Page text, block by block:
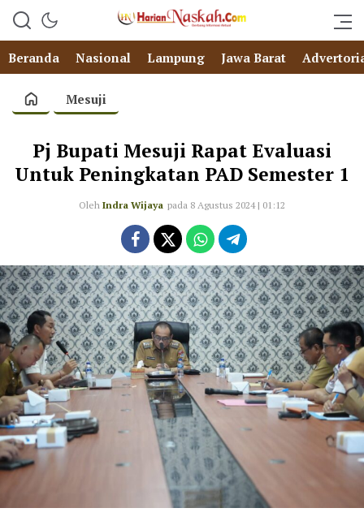
Beranda Nasional Lampung Jawa Barat
Mesuji
Pj Bupati Mesuji Rapat Evaluasi
Untuk Peningkatan PAD Semester 1
Oleh Indra Wijaya pada 8 Agustus 2024 | 01:12